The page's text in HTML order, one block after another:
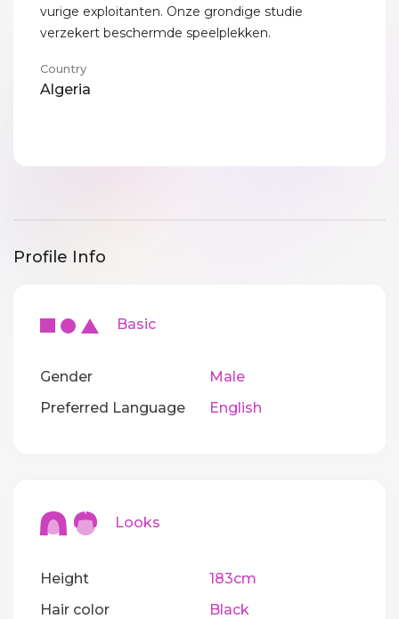
vurige exploitanten. Onze grondige studie
verzekert beschermde speelplekken.
Country
Algeria
Profile Info
Basic
Gender
Male
Preferred Language
English
Looks
Height
183cm
Hair color
Black